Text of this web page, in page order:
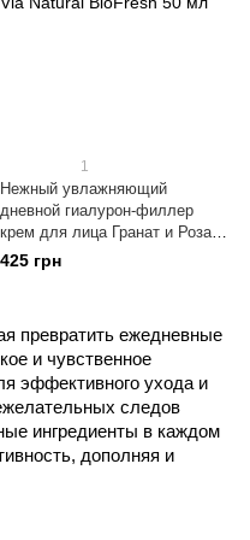
1
Нежный увлажняющий
дневной гиалурон-филлер
крем для лица Гранат и Роза
425 грн
превратить ежедневные
и чувственное
эффективного ухода и
следов
ингредиенты в каждом
дополняя и